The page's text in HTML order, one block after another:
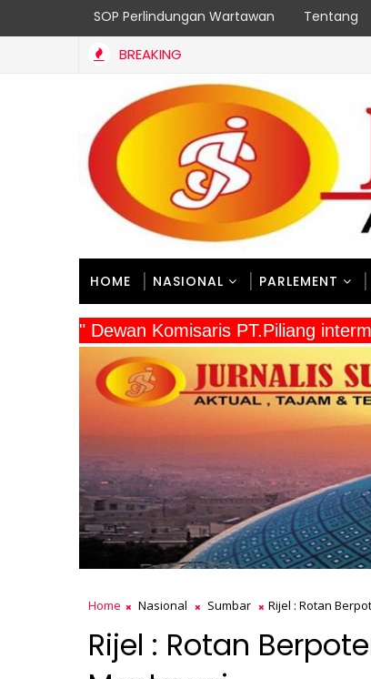
SOP Perlindungan Wartawan Tentang
BREAKING
Wasbang & Hukum, Tanamkan Kesadaran
HOME NASIONAL PARLEMENT
" Dewan Komisaris PT.Piliang
Home Nasional Sumbar Rijel : Rotan
Rijel : Rotan